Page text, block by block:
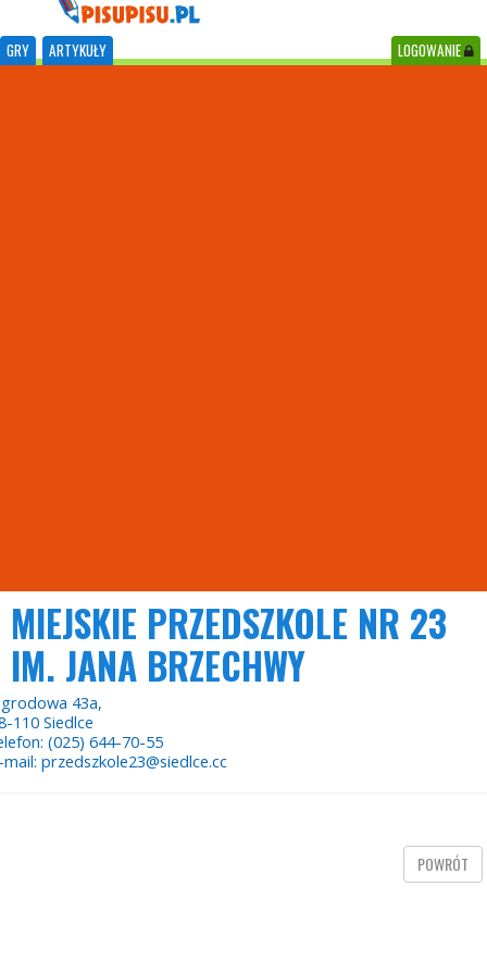
GRY ARTYKUŁY LOGOWANIE
MIEJSKIE PRZEDSZKOLE NR 23
IM. JANA BRZECHWY
43a,
110 Siedlce
(025) 644-70-55
przedszkole23@siedlce.cc
POWRÓT